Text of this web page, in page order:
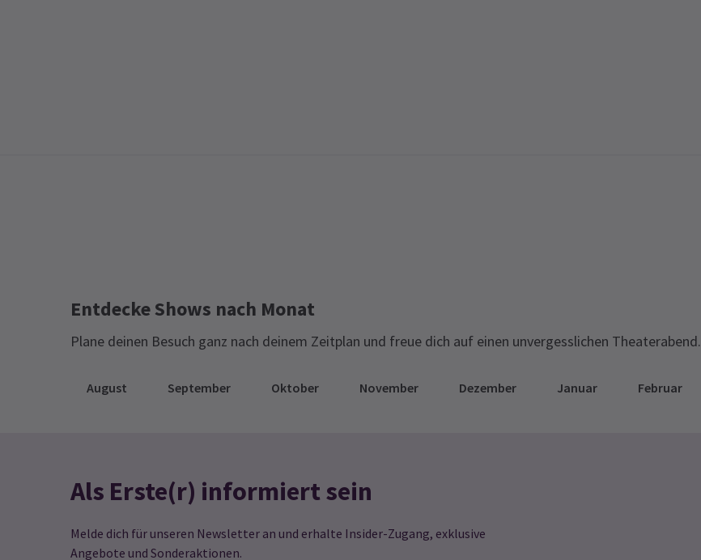
Entdecke Shows nach Monat
Plane deinen Besuch ganz nach deinem Zeitplan und freue dich auf einen unvergesslichen Theaterabend.
August September Oktober November Dezember Januar Februar
Als Erste(r) informiert sein
Melde dich für unseren Newsletter an und erhalte Insider-Zugang, exklusive
Angebote und Sonderaktionen.